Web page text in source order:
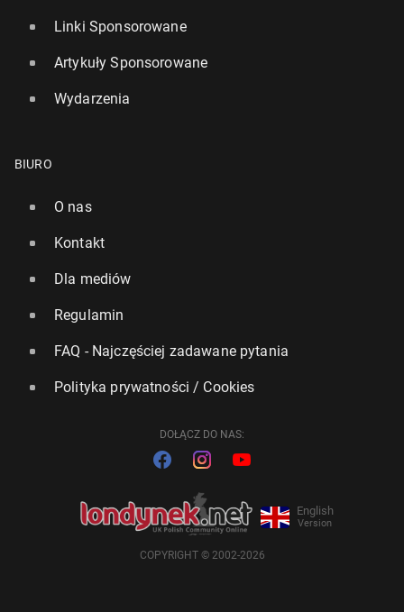
Linki Sponsorowane
Artykuły Sponsorowane
Wydarzenia
BIURO
O nas
Kontakt
Dla mediów
Regulamin
FAQ - Najczęściej zadawane pytania
Polityka prywatności / Cookies
DOŁĄCZ DO NAS:
English
Version
COPYRIGHT © 2002-2026